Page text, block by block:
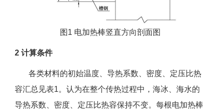
图1 电加热棒竖直方向剖面图
2 计算条件
各类材料的初始温度、导热系数、密度、定压比热
容汇总见表1。认为在整个传热过程中，海冰、海水的
导热系数、密度、定压比热容保持不变。每根电加热棒